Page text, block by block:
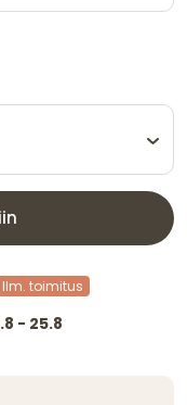
Ilm. toimitus
- 25.8